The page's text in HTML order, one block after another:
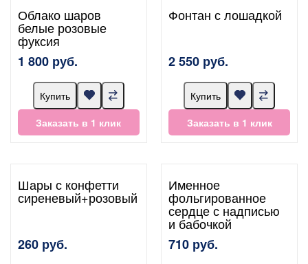
Облако шаров
белые розовые
фуксия
1 800 руб.
Купить
Заказать в 1 клик
Фонтан с лошадкой
2 550 руб.
Купить
Заказать в 1 клик
Шары с конфетти
сиреневый+розовый
260 руб.
Именное
фольгированное
сердце с надписью
и бабочкой
710 руб.